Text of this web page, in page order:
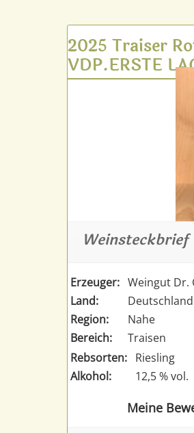
2025 Traiser
VDP.ERSTE
Weinsteckbrief
Erzeuger: Weingut Dr.
Land:
Deutschland
Region:
Nahe
Bereich:
Traisen
Rebsorten: Riesling
Alkohol:
12,5 % vol.
Meine